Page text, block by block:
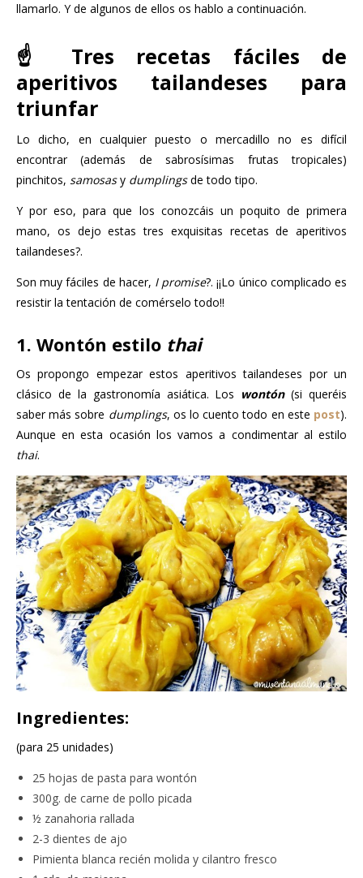
llamarlo. Y de algunos de ellos os hablo a continuación.
☝️ Tres recetas fáciles de
aperitivos tailandeses para
triunfar
Lo dicho, en cualquier puesto o mercadillo no es difícil
encontrar (además de sabrosísimas frutas tropicales)
pinchitos, samosasy dumplingsde todo tipo.
Y por eso, para que los conozcáis un poquito de primera
mano, os dejo estas tres exquisitas recetas de aperitivos
tailandeses?.
Son muy fáciles de hacer, I promise?. ¡¡Lo único complicado es
resistir la tentación de comérselo todo!!
1. Wontón estilo thai
Os propongo empezar estos aperitivos tailandeses por un
clásico de la gastronomía asiática. Los wontón(si queréis
saber más sobre dumplings, os lo cuento todo en este post).
Aunque en esta ocasión los vamos a condimentar al estilo
thai.
Ingredientes:
(para 25 unidades)
25 hojas de pasta para wontón
300g. de carne de pollo picada
½ zanahoria rallada
2-3 dientes de ajo
Pimienta blanca recién molida y cilantro fresco